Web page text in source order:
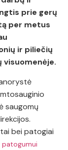
prie gerų
per metus
ir piliečių
saugomų
bei patogiai
patogumui